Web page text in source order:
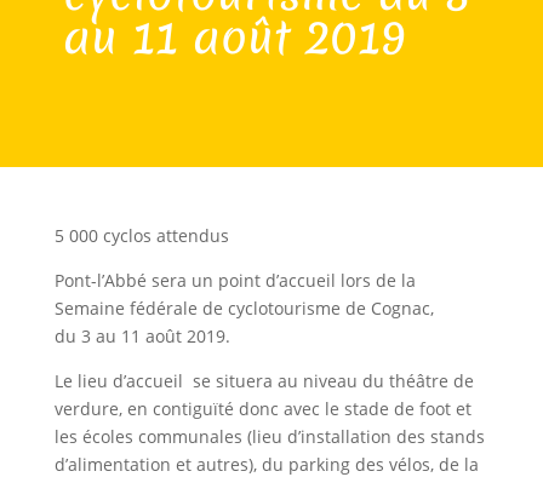
au 11 août 2019
5 000 cyclos attendus
Pont-l’Abbé sera un point d’accueil lors de la
Semaine fédérale de cyclotourisme de Cognac,
du 3 au 11 août 2019.
Le lieu d’accueil se situera au niveau du théâtre de
verdure, en contiguïté donc avec le stade de foot et
les écoles communales (lieu d’installation des stands
d’alimentation et autres), du parking des vélos, de la